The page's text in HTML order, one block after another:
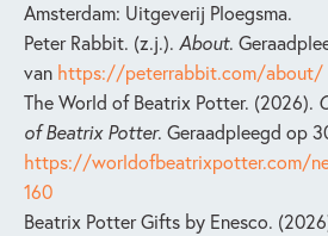
Amsterdam: Uitgeverij Ploegsma.
Peter Rabbit. (z.j.). About.
van https://peterrabbit.com/about/
The World of Beatrix Potter. (2026).
of Beatrix Potter. Geraadpleegd op
https://worldofbeatrixpotter.com/
160
Beatrix Potter Gifts by Enesco.